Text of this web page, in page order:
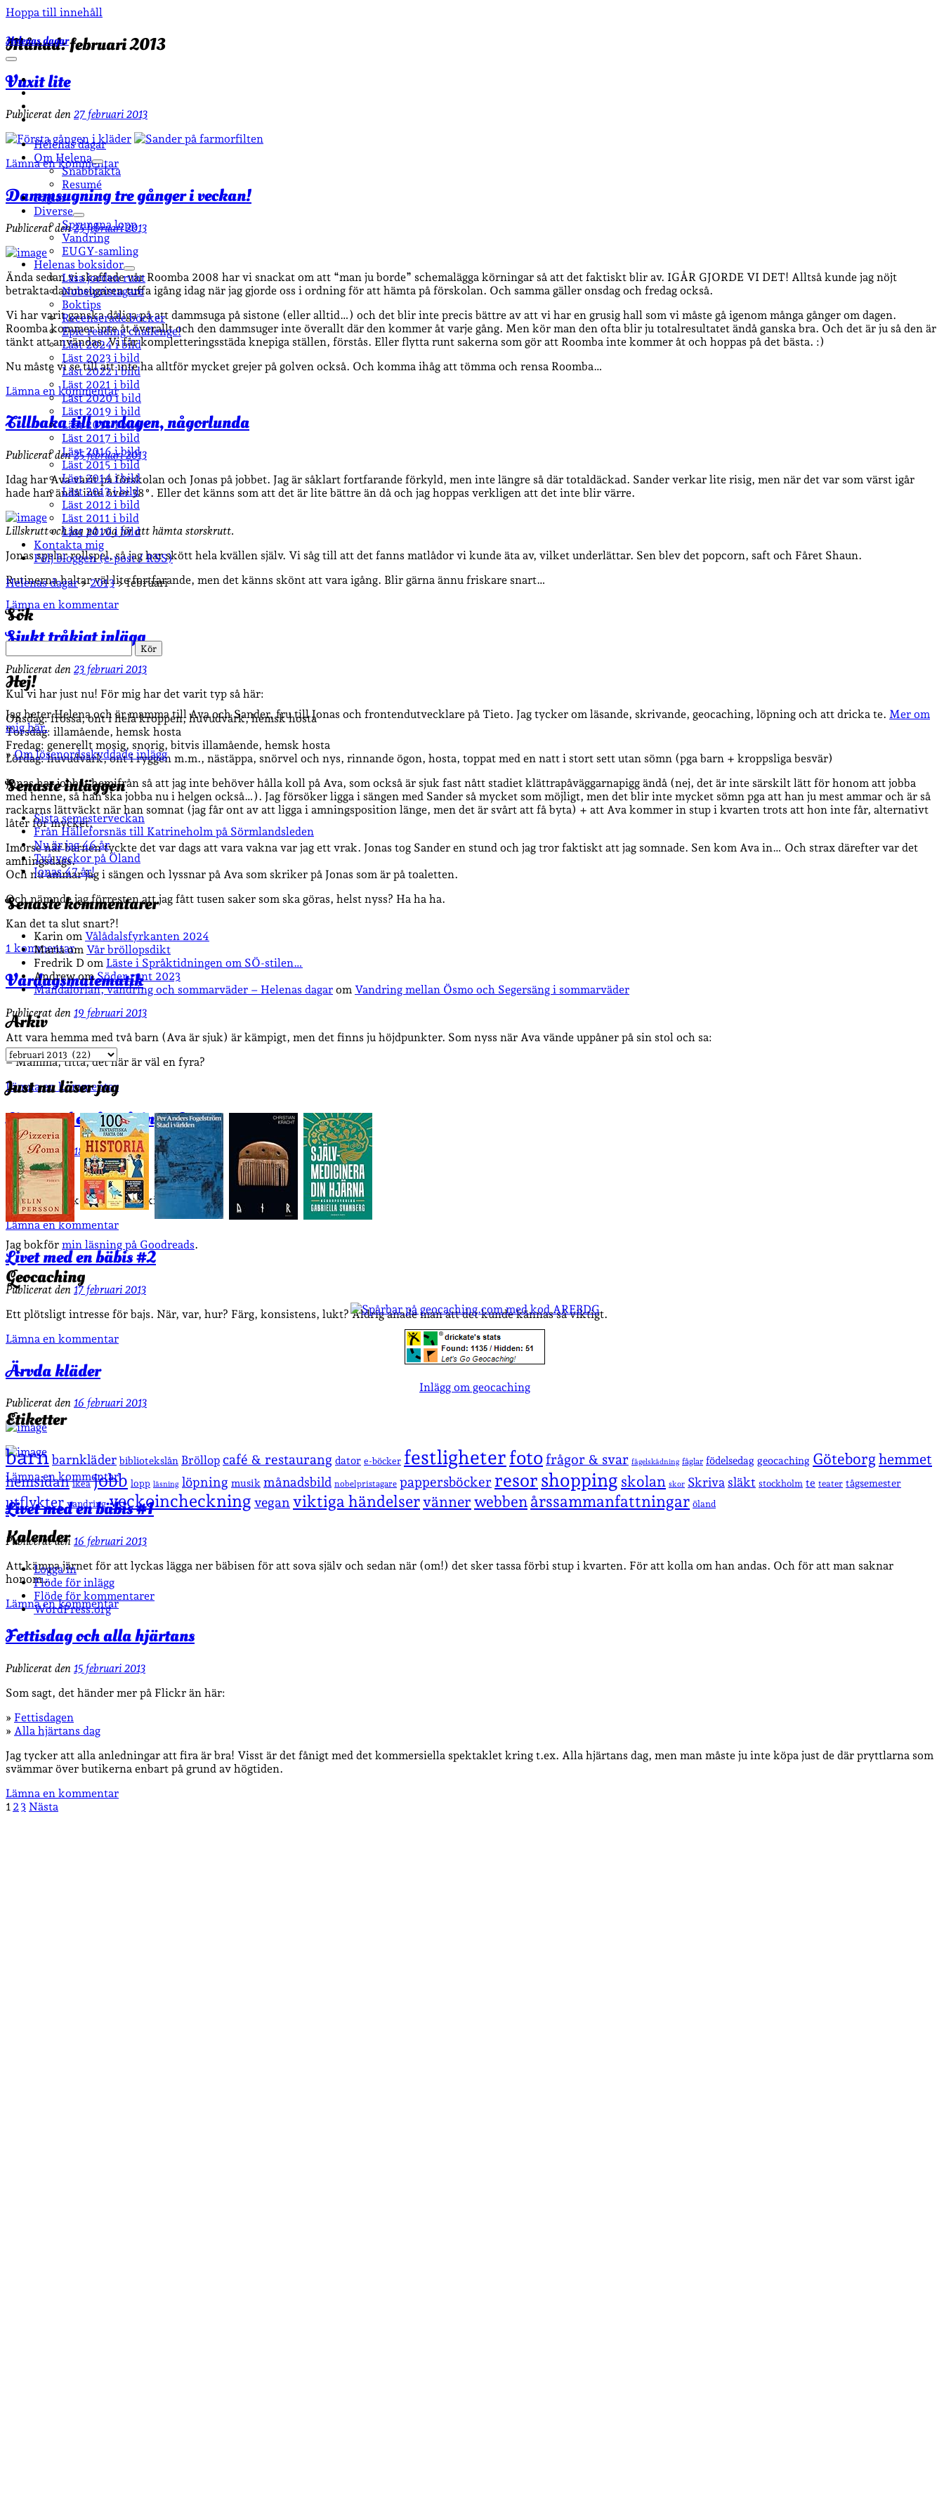
Hoppa till innehåll
Helenas dagar
öppna
primär
meny
facebook
instagram
email-
form
goodreads
Helenas dagar
Om Helena
öppna
undermeny
Snabbfakta
Resumé
Fåglar
Diverse
öppna
undermeny
Sprungna lopp
Vandring
EUGY-samling
Helenas boksidor
öppna
undermeny
Läsa jorden runt
Nobelpristagare
Boktips
Recenserade böcker
Epic reading challenge!
Läst 2024 i bild
Läst 2023 i bild
Läst 2022 i bild
Läst 2021 i bild
Läst 2020 i bild
Läst 2019 i bild
Läst 2018 i bild
Läst 2017 i bild
Läst 2016 i bild
Läst 2015 i bild
Läst 2014 i bild
Läst 2013 i bild
Läst 2012 i bild
Läst 2011 i bild
Läst 2010 i bild
Kontakta mig
Följ bloggen (e-post / RSS)
Sidopanel
Helenas dagar>2013>februari
Sök
Hej!
Jag heter Helena och är mamma till Ava och Sander, fru till Jonas och frontendutvecklare på Tieto. Jag tycker om läsande, skrivande, geocaching, löpning och att dricka te. Mer om
mig här.
»Om lösenordsskyddade inlägg
Senaste inläggen
Sista semesterveckan
Från Hälleforsnäs till Katrineholm på Sörmlandsleden
Nu är jag 46 år
Två veckor på Öland
Jonas 47 år!
Senaste kommentarer
Karin om Vålådalsfyrkanten 2024
Mariaom Vår bröllopsdikt
Fredrik D om Läste i Språktidningen om SÖ-stilen…
AndrewomSöder runt 2023
Mandalorian, vandring och sommarväder – Helenas dagar om Vandring mellan Ösmo och Segersäng i sommarväder
Arkiv
Arkiv
Just nu läser jag
Jag bokför min läsning på Goodreads.
Geocaching
Inlägg om geocaching
Etiketter
barnbarnkläder bibliotekslån Bröllop café & restaurang dator e-böcker festligheterfotofrågor & svar fågelskådning fåglar födelsedag geocaching Göteborghemmet
hemsidan ikea jobb lopp läsning löpning musik månadsbild nobelpristagare pappersböcker resor shopping skolan skor Skriva släkt stockholm te teater tågsemester
utflykter vandring veckoincheckning veganviktiga händelservänner webben årssammanfattningar öland
Kalender
Logga in
Flöde för inlägg
Flöde för kommentarer
WordPress.org
Månad:februari 2013
Vuxit lite
Publicerat den 27 februari 2013
Lämna en kommentar
Dammsugning tre gånger i veckan!
Publicerat den25 februari 2013
Ända sedan vi skaffade vår Roomba 2008 har vi snackat om att “man ju borde” schemalägga körningar så att det faktiskt blir av. IGÅR GJORDE VI DET! Alltså kunde jag nöjt
betrakta dammsugaren tuffa igång idag när jag gjorde oss i ordning för att hämta på förskolan. Och samma gäller onsdag och fredag också.
Vi har varit ganska dåliga på att dammsuga på sistone (eller alltid…) och det blir inte precis bättre av att vi har en grusig hall som vi måste gå igenom många gånger om dagen.
Roomba kommer inte åt överallt och den dammsuger inte överallt där den kommer åt varje gång. Men kör man den ofta blir ju totalresultatet ändå ganska bra. Och det är ju så den är
tänkt att användas. Vi får kompletteringsstäda knepiga ställen, förstås. Eller flytta runt sakerna som gör att Roomba inte kommer åt och hoppas på det bästa. :)
Nu måste vi se till att inte ha alltför mycket grejer på golven också. Och komma ihåg att tömma och rensa Roomba…
Lämna en kommentar
Tillbaka till vardagen, någorlunda
Publicerat den25 februari 2013
Idag har Ava varit på förskolan och Jonas på jobbet. Jag är såklart fortfarande förkyld, men inte längre så där totaldäckad. Sander verkar lite risig, men när det var som värst igår
hade han ändå inte över 38°. Eller det känns som att det är lite bättre än då och jag hoppas verkligen att det inte blir värre.
Lillskrutt och jag på väg för att hämta storskrutt.
Jonas spelar rollspel, så jag har skött hela kvällen själv. Vi såg till att det fanns matlådor vi kunde äta av, vilket underlättar. Sen blev det popcorn, saft och Fåret Shaun.
Rutinerna haltar väl lite fortfarande, men det känns skönt att vara igång. Blir gärna ännu friskare snart…
Lämna en kommentar
Sjukt tråkigt inlägg
Publicerat den 23 februari 2013
Kul vi har just nu! För mig har det varit typ så här:
Onsdag: frossa, ont i hela kroppen, huvudvärk, hemsk hosta
Torsdag: illamående, hemsk hosta
Fredag: generellt mosig, snorig, bitvis illamående, hemsk hosta
Lördag: huvudvärk, ont i ryggen m.m., nästäppa, snörvel och nys, rinnande ögon, hosta, toppat med en natt i stort sett utan sömn (pga barn + kroppsliga besvär)
Jonas har jobbat hemifrån så att jag inte behöver hålla koll på Ava, som också är sjuk fast nått stadiet klättrapåväggarnapigg ändå (nej, det är inte särskilt lätt för honom att jobba
med henne, så han ska jobba nu i helgen också…). Jag försöker ligga i sängen med Sander så mycket som möjligt, men det blir inte mycket sömn pga att han ju mest ammar och är så
rackarns lättväckt när han somnat (jag får ont av att ligga i amningsposition länge, men det är svårt att få byta) + att Ava kommer in stup i kvarten trots att hon inte får, alternativt
låter för mycket.
Imorse när barnen tyckte det var dags att vara vakna var jag ett vrak. Jonas tog Sander en stund och jag tror faktiskt att jag somnade. Sen kom Ava in… Och strax därefter var det
amningsdags.
Och nu ammar jag i sängen och lyssnar på Ava som skriker på Jonas som är på toaletten.
Och nämnde jag förresten att jag fått tusen saker som ska göras, helst nyss? Ha ha ha.
Kan det ta slut snart?!
1 kommentar
Vardagsmatematik
Publicerat den 19 februari 2013
Att vara hemma med två barn (Ava är sjuk) är kämpigt, men det finns ju höjdpunkter. Som nyss när Ava vände uppåner på sin stol och sa:
– Mamma, titta, det här är väl en fyra?
Lämna en kommentar
Livet med en fyraåring #2
Publicerat den 18 februari 2013
Alla raksträckor blir så krokiga…
Lämna en kommentar
Livet med en bäbis #2
Publicerat den 17 februari 2013
Ett plötsligt intresse för bajs. När, var, hur? Färg, konsistens, lukt? Aldrig anade man att det kunde kännas så viktigt.
Lämna en kommentar
Ärvda kläder
Publicerat den 16 februari 2013
Lämna en kommentar
Livet med en bäbis #1
Publicerat den 16 februari 2013
Att kämpa järnet för att lyckas lägga ner bäbisen för att sova själv och sedan när (om!) det sker tassa förbi stup i kvarten. För att kolla om han andas. Och för att man saknar
honom…
Lämna en kommentar
Fettisdag och alla hjärtans
Publicerat den 15 februari 2013
Som sagt, det händer mer på Flickr än här:
» Fettisdagen
» Alla hjärtans dag
Jag tycker att alla anledningar att fira är bra! Visst är det fånigt med det kommersiella spektaklet kring t.ex. Alla hjärtans dag, men man måste ju inte köpa just de där pryttlarna som
svämmar över butikerna enbart på grund av högtiden.
Lämna en kommentar
Sidnumrering
1 2 3 Nästa